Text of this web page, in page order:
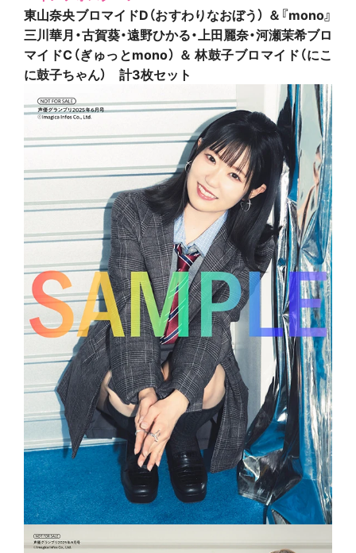
東山奈央ブロマイドD（おすわりなおぼう） ＆『mono』
三川華月・古賀葵・遠野ひかる・上田麗奈・河瀬茉希ブロ
マイドC（ぎゅっとmono） ＆ 林鼓子ブロマイド（にこ
に鼓子ちゃん） 計3枚セット